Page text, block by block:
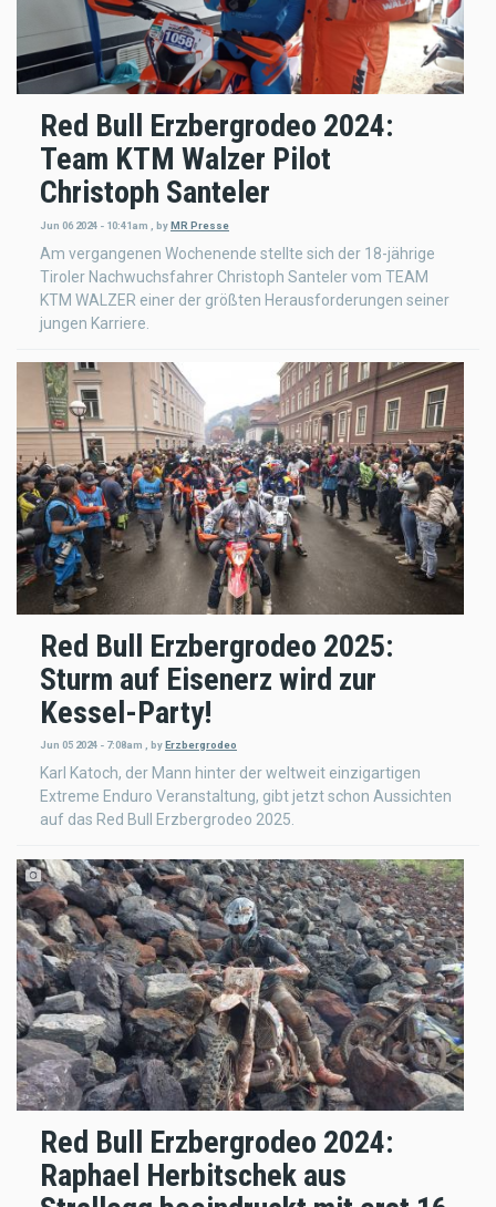
Red Bull Erzbergrodeo 2024:
Team KTM Walzer Pilot
Christoph Santeler
Jun 06 2024 - 10:41am byMR Presse
Am vergangenen Wochenende stellte sich der 18-jährige
Tiroler Nachwuchsfahrer Christoph Santeler vom TEAM
KTM WALZER einer der größten Herausforderungen seiner
jungen Karriere.
Red Bull Erzbergrodeo 2025:
Sturm auf Eisenerz wird zur
Kessel-Party!
Jun 05 2024 - 7:08am byErzbergrodeo
Karl Katoch, der Mann hinter der weltweit einzigartigen
Extreme Enduro Veranstaltung, gibt jetzt schon Aussichten
auf das Red Bull Erzbergrodeo 2025.
Red Bull Erzbergrodeo 2024:
Raphael Herbitschek aus